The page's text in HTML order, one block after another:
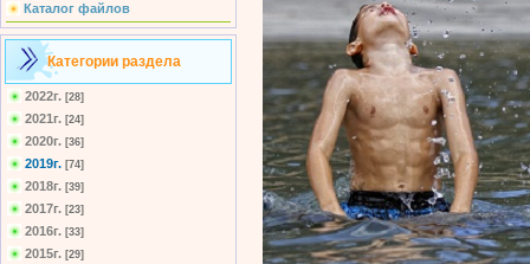
Каталог файлов
Категории раздела
2022г. [28]
2021г. [24]
2020г. [36]
2019г. [74]
2018г. [39]
2017г. [23]
2016г. [33]
2015г. [29]